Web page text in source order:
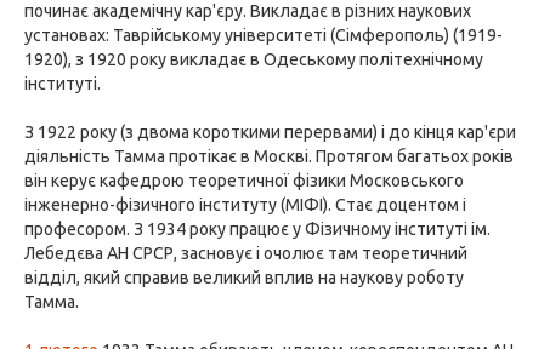
починає академічну кар'єру. Викладає в різних наукових
установах: Таврійському університеті (Сімферополь) (1919-
1920), з 1920 року викладає в Одеському політехнічному
інституті.
З 1922 року (з двома короткими перервами) і до кінця кар'єри
діяльність Тамма протікає в Москві. Протягом багатьох років
він керує кафедрою теоретичної фізики Московського
інженерно-фізичного інституту (МІФІ). Стає доцентом і
професором. З 1934 року працює у Фізичному інституті ім.
Лебедєва АН СРСР, засновує і очолює там теоретичний
відділ, який справив великий вплив на наукову роботу
Тамма.